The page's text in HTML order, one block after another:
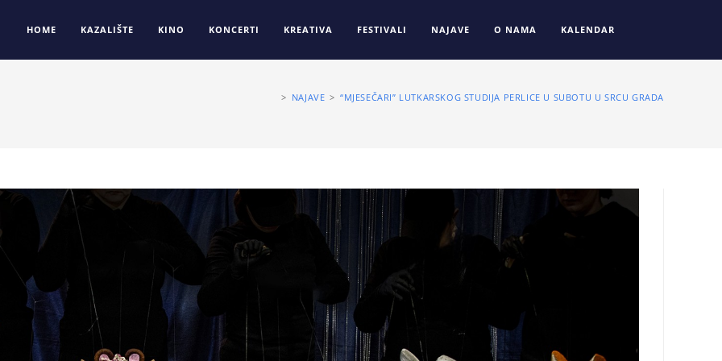
HOME KAZALIŠTE KINO KONCERTI KREATIVA FESTIVALI NAJAVE O NAMA KALENDAR
> NAJAVE > “MJESEČARI” LUTKARSKOG STUDIJA PERLICE U SUBOTU U SRCU GRADA